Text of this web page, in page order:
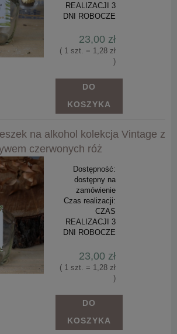
REALIZACJI 3
DNI ROBOCZE
23,00 zł
( 1 szt. = 1,28 zł
)
DO
KOSZYKA
na alkohol kolekcja Vintage z
czerwonych róż
Dostępność:
dostępny na
zamówienie
Czas realizacji:
CZAS
REALIZACJI 3
DNI ROBOCZE
23,00 zł
( 1 szt. = 1,28 zł
)
DO
KOSZYKA